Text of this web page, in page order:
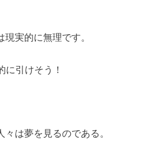
実的に無理です。
に引けそう！
は夢を見るのである。